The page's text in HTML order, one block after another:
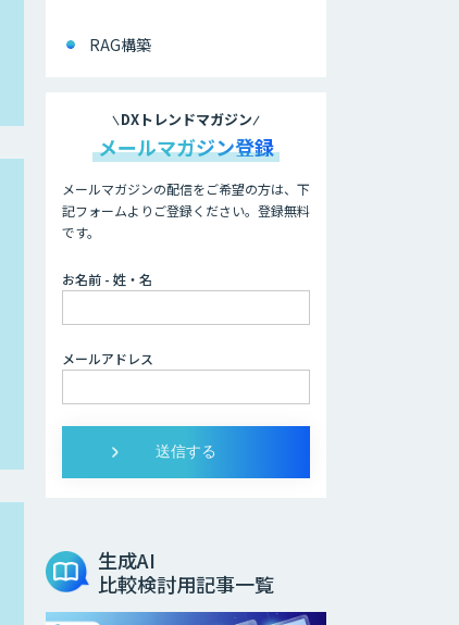
RAG構築
DXトレンドマガジン
メールマガジン登録
メールマガジンの配信をご希望の方は、下
記フォームよりご登録ください。登録無料
です。
お名前 - 姓・名
メールアドレス
生成AI
比較検討用記事一覧